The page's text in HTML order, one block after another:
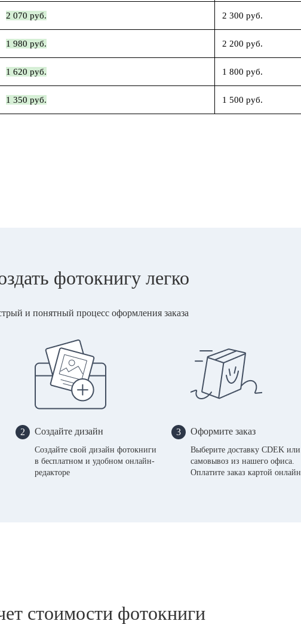
2 070 руб. 2 300 руб.
1 980 руб. 2 200 руб.
1 620 руб. 1 800 руб.
1 350 руб. 1 500 руб.
фотокнигу легко
и понятный процесс оформления заказа
2 Создайте дизайн
Создайте свой дизайн фотокниги
в бесплатном и удобном онлайн-
редакторе
3 Оформите заказ
Выберите доставку CDEK или
самовывоз из нашего офиса.
Оплатите заказ картой онлайн
стоимости фотокниги